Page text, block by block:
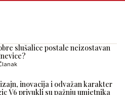
slušalice postale neizostavan
inovacija i odvažan karakter
V6 privukli su pažnju umjetnika